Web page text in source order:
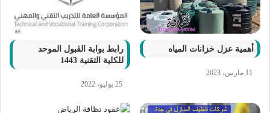
أهمية عزل خزانات المياه
11 مارس، 2023
رابط بوابة القبول الموحد
للكلية التقنية 1443
25 يوليو، 2022